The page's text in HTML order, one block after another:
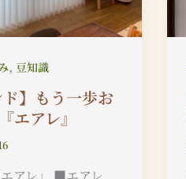
, 豆知識
ド】もう一歩お
アレ』
アレ」 ■エアレ